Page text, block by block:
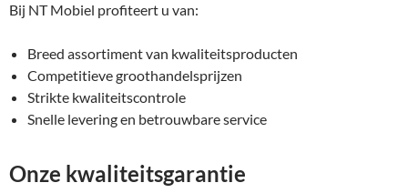
Bij NT Mobiel profiteert u van:
Breed assortiment van kwaliteitsproducten
Competitieve groothandelsprijzen
Strikte kwaliteitscontrole
Snelle levering en betrouwbare service
Onze kwaliteitsgarantie